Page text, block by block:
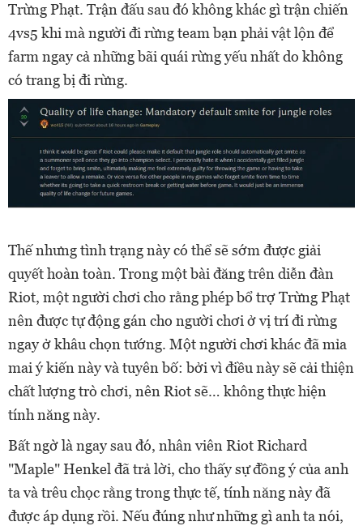
Trừng Phạt. Trận đấu sau đó không khác gì trận chiến
4vs5 khi mà người đi rừng team bạn phải vật lộn để
farm ngay cả những bãi quái rừng yếu nhất do không
có trang bị đi rừng.
Thế nhưng tình trạng này có thể sẽ sớm được giải
quyết hoàn toàn. Trong một bài đăng trên diễn đàn
Riot, một người chơi cho rằng phép bổ trợ Trừng Phạt
nên được tự động gán cho người chơi ở vị trí đi rừng
ngay ở khâu chọn tướng. Một người chơi khác đã mỉa
mai ý kiến này và tuyên bố: bởi vì điều này sẽ cải thiện
chất lượng trò chơi, nên Riot sẽ… không thực hiện
tính năng này.
Bất ngờ là ngay sau đó, nhân viên Riot Richard
"Maple" Henkel đã trả lời, cho thấy sự đồng ý của anh
ta và trêu chọc rằng trong thực tế, tính năng này đã
được áp dụng rồi. Nếu đúng như những gì anh ta nói,